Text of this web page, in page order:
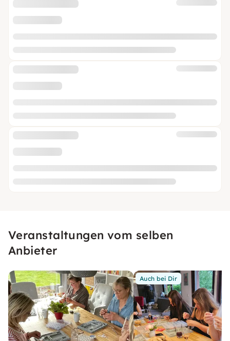
Veranstaltungen vom selben
Anbieter
Auch bei Dir